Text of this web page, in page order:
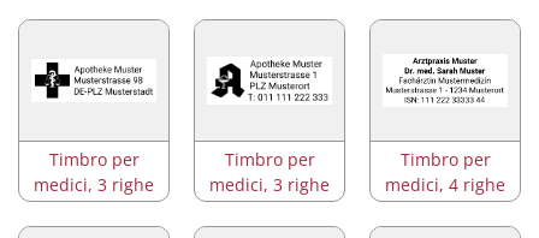
Timbro per
medici, 3 righe
Timbro per
medici, 3 righe
Timbro per
medici, 4 righe